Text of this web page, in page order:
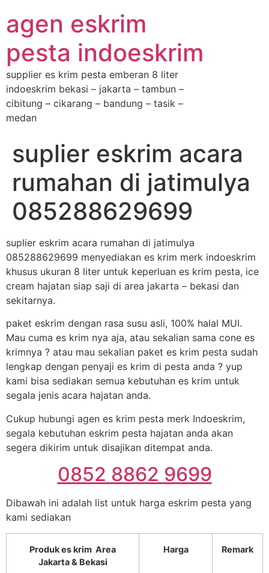
agen eskrim
pesta indoeskrim
supplier es krim pesta emberan 8 liter
indoeskrim bekasi – jakarta – tambun –
cibitung – cikarang – bandung – tasik –
medan
suplier eskrim acara
rumahan di jatimulya
085288629699
suplier eskrim acara rumahan di jatimulya
085288629699 menyediakan es krim merk indoeskrim
khusus ukuran 8 liter untuk keperluan es krim pesta, ice
cream hajatan siap saji di area jakarta – bekasi dan
sekitarnya.
paket eskrim dengan rasa susu asli, 100% halal MUI.
Mau cuma es krim nya aja, atau sekalian sama cone es
krimnya ? atau mau sekalian paket es krim pesta sudah
lengkap dengan penyaji es krim di pesta anda ? yup
kami bisa sediakan semua kebutuhan es krim untuk
segala jenis acara hajatan anda.
Cukup hubungi agen es krim pesta merk Indoeskrim,
segala kebutuhan eskrim pesta hajatan anda akan
segera dikirim untuk disajikan ditempat anda.
0852 8862 9699
Dibawah ini adalah list untuk harga eskrim pesta yang
kami sediakan
Produk es krim Area
Jakarta & Bekasi
Harga Remark